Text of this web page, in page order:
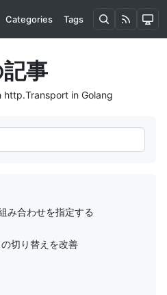
Categories Tags
事
in Golang
み合わせを指定する
切り替えを改善